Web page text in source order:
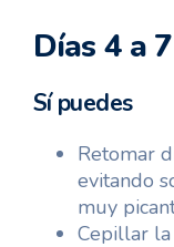
Días 4 a 7
Sí puedes
Retomar
evitando
muy
Cepillar